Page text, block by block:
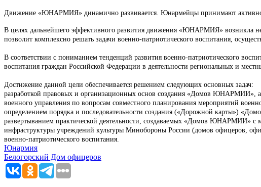
Движение «ЮНАРМИЯ» динамично развивается. Юнармейцы принимают активное
В целях дальнейшего эффективного развития движения «ЮНАРМИЯ» возникла
позволит комплексно решать задачи военно-патриотического воспитания,
В соответствии с пониманием тенденций развития военно-патриотического
воспитания граждан Российской Федерации в деятельности региональных и
Достижение данной цели обеспечивается решением следующих основных задач:
разработкой правовых и организационных основ создания «Домов ЮНАРМИИ», а
военного управления по вопросам совместного планирования мероприятий
определением порядка и последовательности создания («Дорожной карты»)
развертыванием практической деятельности, создаваемых «Домов ЮНАРМИИ»
инфраструктуры учреждений культуры Минобороны России (домов офицеров,
военно-патриотического воспитания.
Юнармия
Белогорский Дом офицеров